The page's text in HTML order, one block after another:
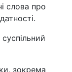
слова про
зокрема